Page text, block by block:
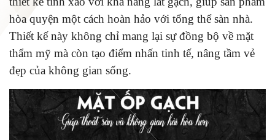
hòa quyện một cách hoàn hảo với tổng thể sàn nhà.
Thiết kế này không chỉ mang lại sự đồng bộ về mặt
thẩm mỹ mà còn tạo điểm nhấn tinh tế, nâng tầm vẻ
đẹp của không gian sống.